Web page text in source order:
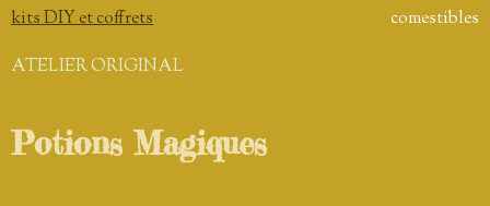
kits DIY et coffrets
comestibles
ATELIER ORIGINAL
Potions Magiques